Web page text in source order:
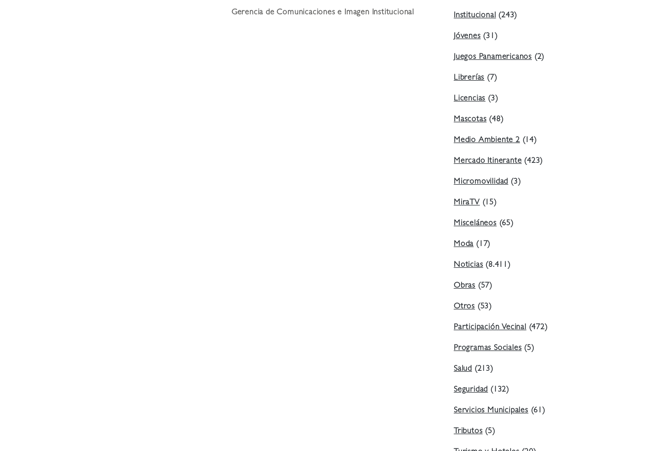
Gerencia de Comunicaciones e Imagen Institucional Institucional(243)
Jóvenes(31)
Juegos Panamericanos (2)
Librerías(7)
Licencias(3)
Mascotas(48)
Medio Ambiente 2(14)
Mercado Itinerante(423)
Micromovilidad(3)
MiraTV(15)
Misceláneos(65)
Moda(17)
Noticias(8.411)
Obras (57)
Otros (53)
Participación Vecinal(472)
Programas Sociales(5)
Salud (213)
Seguridad(132)
Servicios Municipales(61)
Tributos(5)